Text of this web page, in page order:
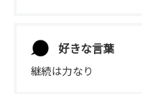
好きな言葉
継続は力なり